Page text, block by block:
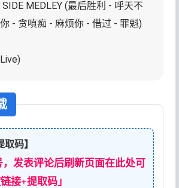
SIDE MEDLEY (最后胜利 - 呼天不
- 贪嗔痴 - 麻烦你 - 借过 - 罪魁)
取码】
发表评论后刷新页面在此处可
接+提取码」